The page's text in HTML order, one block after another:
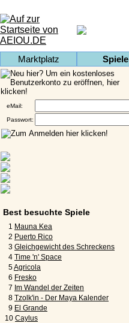
Marktplatz Spiele
eMail:
Passwort:
Best besuchte Spiele
1 Mauna Kea
2 Puerto Rico
3 Gleichgewicht des Schreckens
4 Time 'n' Space
5Agricola
6 Fresko
7 Im Wandel der Zeiten
8 Tzolk'in - Der Maya Kalender
9 El Grande
10 Caylus